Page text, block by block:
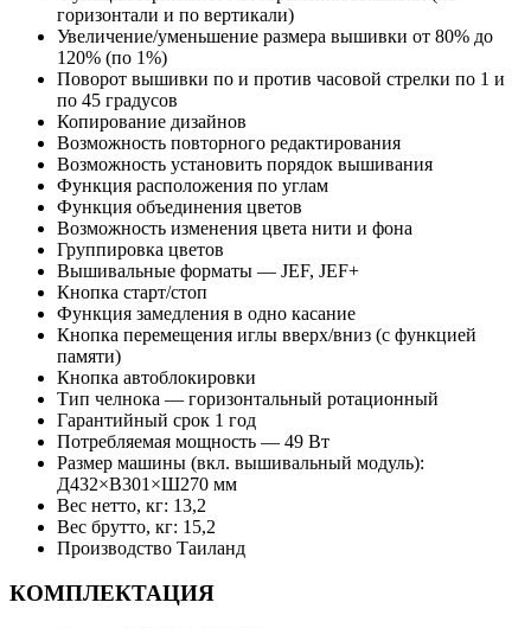
горизонтали и по вертикали)
Увеличение/уменьшение размера вышивки от 80% до
120% (по 1%)
Поворот вышивки по и против часовой стрелки по 1 и
по 45 градусов
Копирование дизайнов
Возможность повторного редактирования
Возможность установить порядок вышивания
Функция расположения по углам
Функция объединения цветов
Возможность изменения цвета нити и фона
Группировка цветов
Вышивальные форматы — JEF, JEF+
Кнопка старт/стоп
Функция замедления в одно касание
Кнопка перемещения иглы вверх/вниз (с функцией
памяти)
Кнопка автоблокировки
Тип челнока — горизонтальный ротационный
Гарантийный срок 1 год
Потребляемая мощность — 49 Вт
Размер машины (вкл. вышивальный модуль):
Д432×В301×Ш270 мм
Вес нетто, кг: 13,2
Вес брутто, кг: 15,2
Производство Таиланд
КОМПЛЕКТАЦИЯ